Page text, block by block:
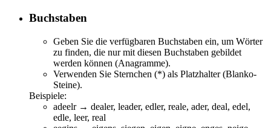
Buchstaben
Geben Sie die verfügbaren Buchstaben ein, um Wörter
zu finden, die nur mit diesen Buchstaben gebildet
werden können (Anagramme).
Verwenden Sie Sternchen (*) als Platzhalter (Blanko-
Steine).
Beispiele:
adeelr → dealer, leader, edler, reale, ader, deal, edel,
edle, leer, real